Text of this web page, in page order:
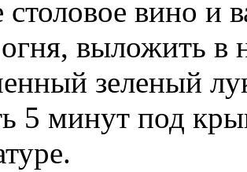
столовое вино и
огня, выложить в
зеленый
5 минут под